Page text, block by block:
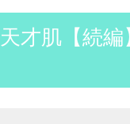
才肌【続